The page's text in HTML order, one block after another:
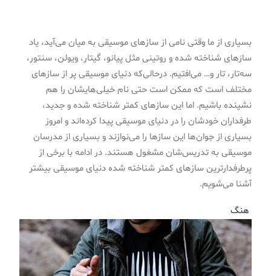
بسیاری از ما وقتی نامی از سازهای موسیقی به میان می‌آید، یاد
سازهای شناخته شده و روتینی مثل پیانو، گیتار، ویولن، سنتور،
سه‌تار، تار و… می‌افتیم. درحالی‌که دنیای موسیقی پر از سازهای
مختلف است که ممکن است حتی نام خیلی‌هایشان را هم
نشینده باشیم. اما این سازهای کمتر شناخته شده و جدید،
طرفداران خودشان را در دنیای موسیقی پیدا کرده‌اند و امروز
بسیاری از جوان‌ها این سازها را می‌نوازند و بسیاری از مدرسان
موسیقی به تدریس‌شان مشغول هستند. در ادامه با برخی از
پرطرفدارترین سازهای کمتر شناخته شده دنیای موسیقی بیشتر
آشنا می‌شویم.
هنگ